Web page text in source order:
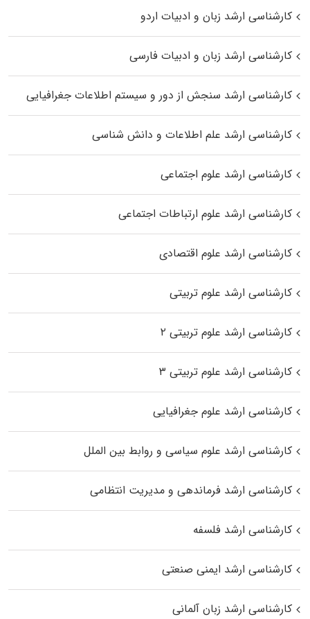
کارشناسی ارشد زبان و ادبیات اردو
کارشناسی ارشد زبان و ادبیات فارسی
کارشناسی ارشد سنجش از دور و سیستم اطلاعات جغرافیایی
کارشناسی ارشد علم اطلاعات و دانش شناسی
کارشناسی ارشد علوم اجتماعی
کارشناسی ارشد علوم ارتباطات اجتماعی
کارشناسی ارشد علوم اقتصادی
کارشناسی ارشد علوم تربیتی
کارشناسی ارشد علوم تربیتی ۲
کارشناسی ارشد علوم تربیتی ۳
کارشناسی ارشد علوم جغرافیایی
کارشناسی ارشد علوم سیاسی و روابط بین الملل
کارشناسی ارشد فرماندهی و مدیریت انتظامی
کارشناسی ارشد فلسفه
کارشناسی ارشد ایمنی صنعتی
کارشناسی ارشد زبان آلمانی